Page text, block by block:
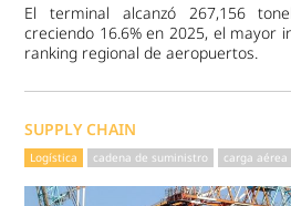
El terminal alcanzó 267,156
creciendo 16.6% en 2025, el mayor
ranking regional de aeropuertos.
SUPPLY CHAIN
Logística cadena de suministro carga aérea